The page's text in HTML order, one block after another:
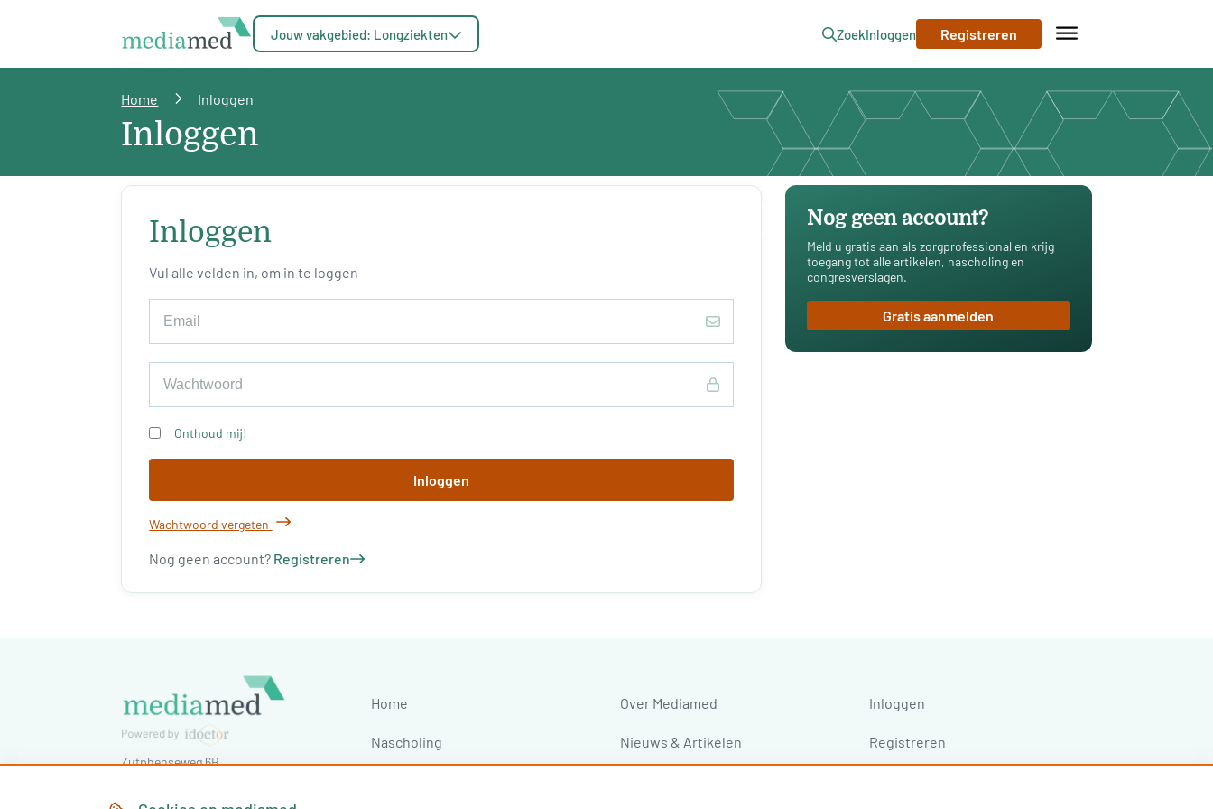
Jouw vakgebied: Longziekten ZoekInloggen Registreren
Home Inloggen
Inloggen
Inloggen
Vul alle velden in, om in te loggen
Onthoud mij!
Inloggen
Wachtwoord vergeten
Nog geen account? Registreren
Nog geen account?
Meld u gratis aan als zorgprofessional en krijg
toegang tot alle artikelen, nascholing en
congresverslagen.
Gratis aanmelden
Zutphenseweg 6B
Tel:030-7603620
Home Over Mediamed
Nascholing Nieuws & Artikelen
Inloggen
Registreren